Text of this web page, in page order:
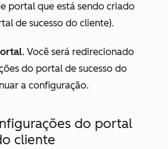
portal que está sendo criado
de sucesso do cliente).
. Você será redirecionado
do portal de sucesso do
a configuração.
do portal
cliente